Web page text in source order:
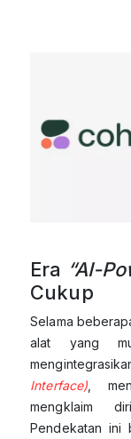
Era “AI-
Cukup
Selama
alat yang
Interface),
mengklaim
Pendekatan ini